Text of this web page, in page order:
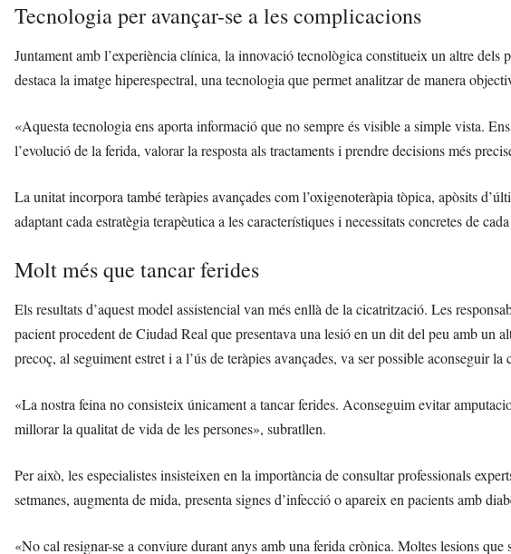
Tecnologia per avançar-se a les complicacions
Juntament amb l’experiència clínica, la innovació tecnològica constitueix un altre dels
destaca la imatge hiperespectral, una tecnologia que permet analitzar de manera
«Aquesta tecnologia ens aporta informació que no sempre és visible a simple vista.
l’evolució de la ferida, valorar la resposta als tractaments i prendre decisions més
La unitat incorpora també teràpies avançades com l’oxigenoteràpia tòpica, apòsits
adaptant cada estratègia terapèutica a les característiques i necessitats concretes de
Molt més que tancar ferides
Els resultats d’aquest model assistencial van més enllà de la cicatrització. Les
pacient procedent de Ciudad Real que presentava una lesió en un dit del peu amb un
precoç, al seguiment estret i a l’ús de teràpies avançades, va ser possible aconseguir
«La nostra feina no consisteix únicament a tancar ferides. Aconseguim evitar
millorar la qualitat de vida de les persones», subratllen.
Per això, les especialistes insisteixen en la importància de consultar professionals
setmanes, augmenta de mida, presenta signes d’infecció o apareix en pacients amb
«No cal resignar-se a conviure durant anys amb una ferida crònica. Moltes lesions